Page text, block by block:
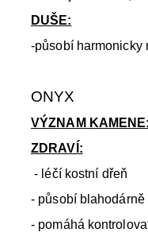
DUŠE:
-působí harmonicky
ONYX
VÝZNAM KAMENE:
ZDRAVÍ:
- léčí kostní dřeň
- působí blahodárně
- pomáhá